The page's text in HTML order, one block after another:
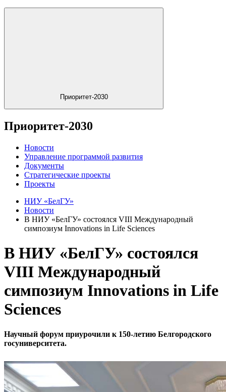
Приоритет-2030
Приоритет-2030
Новости
Управление программой развития
Документы
Стратегические проекты
Проекты
НИУ «БелГУ»
Новости
В НИУ «БелГУ» состоялся VIII Международный
симпозиум Innovations in Life Sciences
В НИУ «БелГУ» состоялся
VIII Международный
симпозиум Innovations in Life
Sciences
Научный форум приурочили к 150-летию Белгородского
госуниверситета.